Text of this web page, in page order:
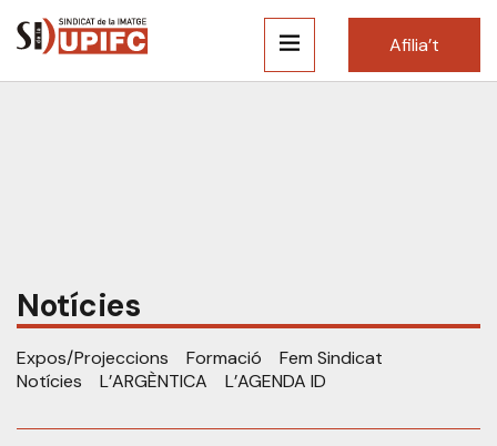
Afilia’t
Notícies
Expos/Projeccions Formació
Fem Sindicat
Notícies
L’ARGÈNTICA L’AGENDA ID